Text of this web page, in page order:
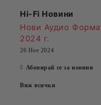
Hi-Fi Новини
Нови Аудио
2024 г.
26 Ное 2024
Абонирай се за новини
Виж всички